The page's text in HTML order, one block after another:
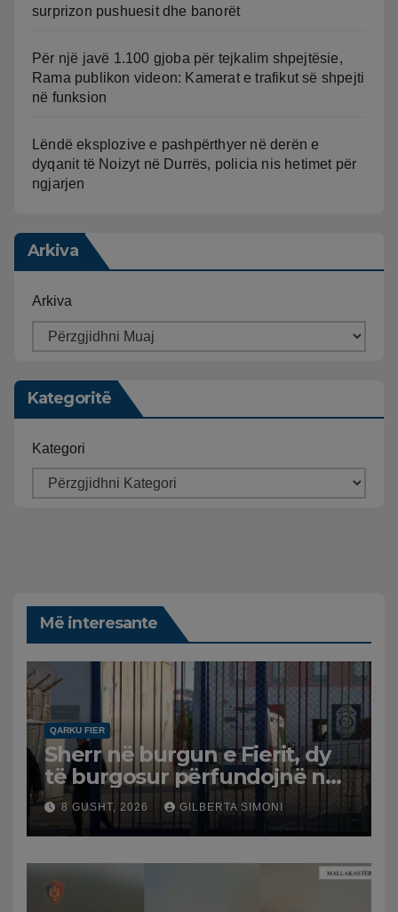
surprizon pushuesit dhe banorët
Për një javë 1.100 gjoba për tejkalim shpejtësie,
Rama publikon videon: Kamerat e trafikut së shpejti
në funksion
Lëndë eksplozive e pashpërthyer në derën e
dyqanit të Noizyt në Durrës, policia nis hetimet për
ngjarjen
Arkiva
Arkiva
Kategoritë
Kategori
Më interesante
QARKU FIER
Sherr në burgun e Fierit, dy
të burgosur përfundojnë në
spital
8 GUSHT, 2026 GILBERTA SIMONI